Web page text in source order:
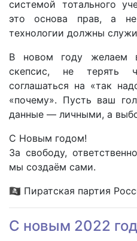
системой тотального
это основа прав, а
технологии должны
В новом году желаем
скепсис, не
соглашаться на «так
«почему». Пусть ваш
данные — личными, а
С Новым годом!
За свободу,
мы создаём сами.
🏴‍☠️ Пиратская партия
С новым 2022